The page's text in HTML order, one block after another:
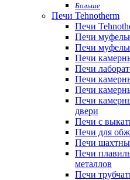
Больше
Печи Tehnotherm
Печи
Печи
Печи
Печи
Печи
Печи
Печи
Печи
двери
Печи с
Печи для
Печи
Печи
металлов
Печи